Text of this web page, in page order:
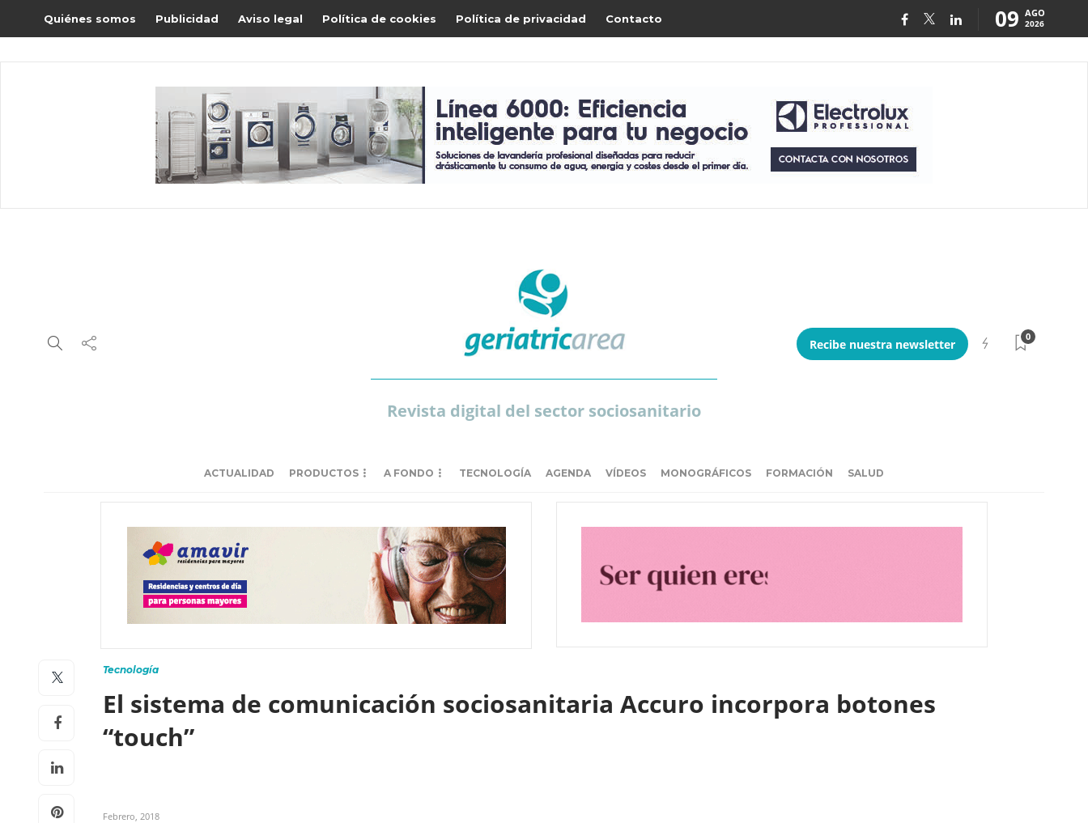
Quiénes somos Publicidad Aviso legal Política de cookies Política de privacidad Contacto 09 AGO
2026
Revista digital del sector sociosanitario
Recibe nuestra newsletter
0
ACTUALIDAD PRODUCTOS A FONDO TECNOLOGÍA AGENDA VÍDEOS MONOGRÁFICOS FORMACIÓN SALUD
Tecnología
El sistema de comunicación sociosanitaria Accuro incorpora botones
“touch”
Febrero, 2018